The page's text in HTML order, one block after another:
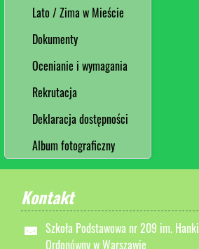
Lato / Zima w Mieście
Dokumenty
Ocenianie i wymagania
Rekrutacja
Deklaracja dostępności
Album fotograficzny
Kontakt
Szkoła Podstawowa nr 209 im. Hanki
Ordonówny w Warszawie